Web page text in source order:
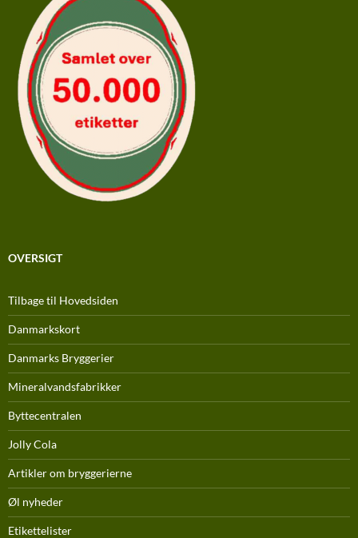
OVERSIGT
Tilbage til Hovedsiden
Danmarkskort
Danmarks Bryggerier
Mineralvandsfabrikker
Byttecentralen
Jolly Cola
Artikler om bryggerierne
Øl nyheder
Etikettelister